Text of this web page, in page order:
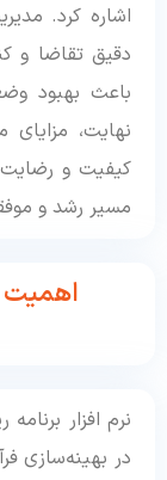
اشاره کرد.
دقیق تقاضا و
باعث بهبود
نهایت،
کیفیت و
مسیر رشد و
اهمیت
نرم افزار
در بهینه‌سازی